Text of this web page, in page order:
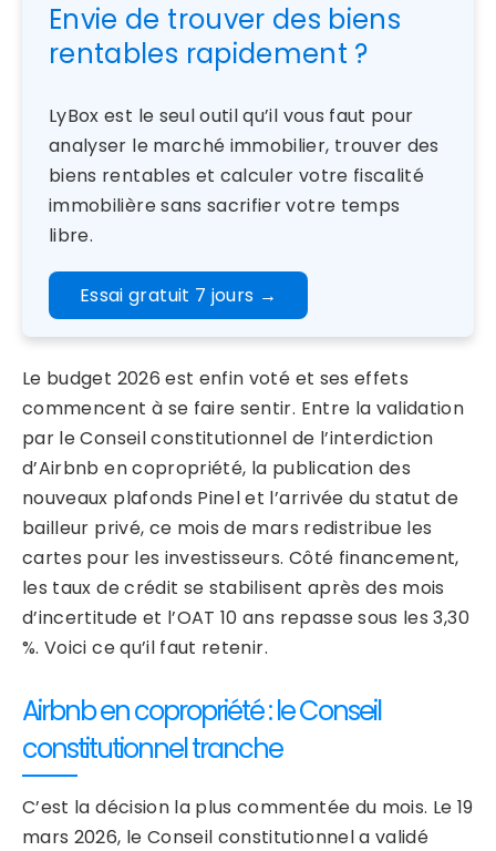
Envie de trouver des biens
rentables rapidement ?
LyBox est le seul outil qu’il vous faut pour
analyser le marché immobilier, trouver des
biens rentables et calculer votre fiscalité
immobilière sans sacrifier votre temps
libre.
Essai gratuit 7 jours →
Le budget 2026 est enfin voté et ses effets
commencent à se faire sentir. Entre la validation
par le Conseil constitutionnel de l’interdiction
d’Airbnb en copropriété, la publication des
nouveaux plafonds Pinel et l’arrivée du statut de
bailleur privé, ce mois de mars redistribue les
cartes pour les investisseurs. Côté financement,
les taux de crédit se stabilisent après des mois
d’incertitude et l’OAT 10 ans repasse sous les 3,30
%. Voici ce qu’il faut retenir.
Airbnb en copropriété : le Conseil
constitutionnel tranche
C’est la décision la plus commentée du mois. Le 19
mars 2026, le Conseil constitutionnel a validé